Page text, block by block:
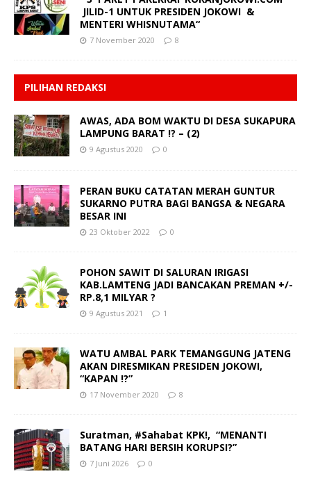
JILID-1 UNTUK PRESIDEN JOKOWI &
MENTERI WHISNUTAMA“
7 November 2020 8
PILIHAN REDAKSI
AWAS, ADA BOM WAKTU DI DESA SUKAPURA
LAMPUNG BARAT !? – (2)
9 Agustus 2020 0
PERAN BUKU CATATAN MERAH GUNTUR
SUKARNO PUTRA BAGI BANGSA & NEGARA
BESAR INI
23 Oktober 2022 0
POHON SAWIT DI SALURAN IRIGASI
KAB.LAMTENG JADI BANCAKAN PREMAN +/-
RP.8,1 MILYAR ?
9 Agustus 2021 1
WATU AMBAL PARK TEMANGGUNG JATENG
AKAN DIRESMIKAN PRESIDEN JOKOWI,
“KAPAN !?”
17 November 2020 8
Suratman, #Sahabat KPK!, “MENANTI
BATANG HARI BERSIH KORUPSI?”
7 Juni 2026 0